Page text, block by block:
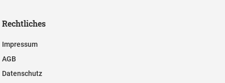
Rechtliches
Impressum
AGB
Datenschutz